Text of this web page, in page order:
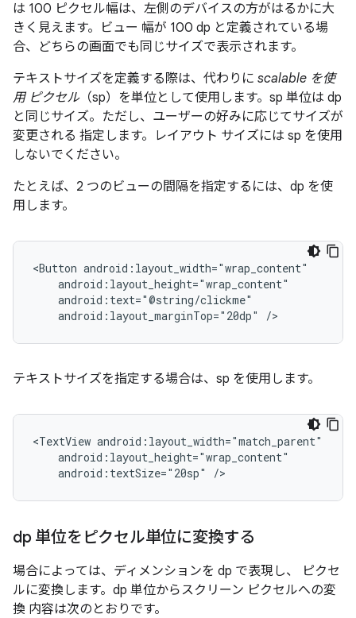
は 100 ピクセル幅は、左側のデバイスの方がはるかに大
きく見えます。ビュー 幅が 100 dp と定義されている場
合、どちらの画面でも同じサイズで表示されます。
テキストサイズを定義する際は、代わりに scalable を使
用 ピクセル（sp）を単位として使用します。sp 単位は dp
と同じサイズ。ただし、ユーザーの好みに応じてサイズが
変更される 指定します。レイアウト サイズには sp を使用
しないでください。
たとえば、2 つのビューの間隔を指定するには、dp を使
用します。
<Button
android:layout_marginTop="20dp"
/>
テキストサイズを指定する場合は、sp を使用します。
<TextView
android:textSize="20sp"
/>
dp 単位をピクセル単位に変換する
場合によっては、ディメンションを dp で表現し、 ピクセ
ルに変換します。dp 単位からスクリーン ピクセルへの変
換 内容は次のとおりです。